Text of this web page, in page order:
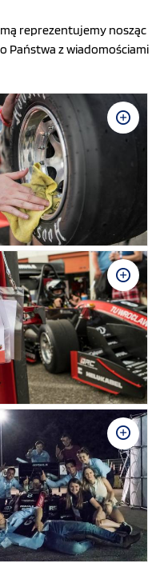
reprezentujemy nosząc
Państwa z wiadomościami